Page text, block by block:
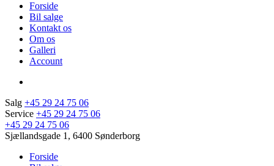
Forside
Bil salge
Kontakt os
Om os
Galleri
Account
Salg +45 29 24 75 06
Service +45 29 24 75 06
+45 29 24 75 06
Sjællandsgade 1, 6400 Sønderborg
Forside